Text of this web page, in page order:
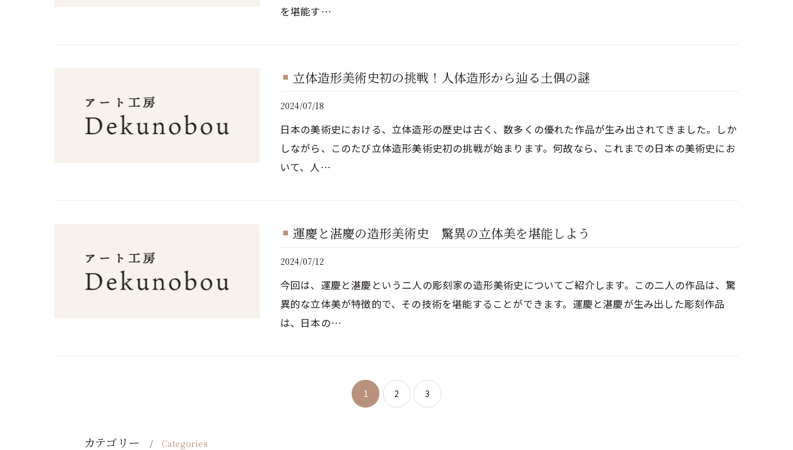
を堪能す…
立体造形美術史初の挑戦！人体造形から辿る土偶の謎
2024/07/18
日本の美術史における、立体造形の歴史は古く、数多くの優れた作品が生み出されてきました。しか
しながら、このたび立体造形美術史初の挑戦が始まります。何故なら、これまでの日本の美術史にお
いて、人…
運慶と湛慶の造形美術史 驚異の立体美を堪能しよう
2024/07/12
今回は、運慶と湛慶という二人の彫刻家の造形美術史についてご紹介します。この二人の作品は、驚
異的な立体美が特徴的で、その技術を堪能することができます。運慶と湛慶が生み出した彫刻作品
は、日本の…
1 2 3
カテゴリー Categories